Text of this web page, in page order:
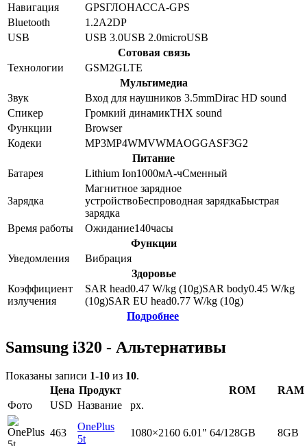
Навигация
GPSГЛОНАССA-GPS
Bluetooth
1.2A2DP
USB
USB 3.0USB 2.0microUSB
Сотовая связь
Технологии
GSM2GLTE
Мультимедиа
Звук
Вход для наушников 3.5mmDirac HD sound
Спикер
Громкий динамикTHX sound
Функции
Browser
Кодеки
MP3MP4WMVWMAOGGASF3G2
Питание
Батарея
Lithium Ion1000мА-чСменный
Зарядка
Магнитное зарядное
устройствоБеспроводная зарядкаБыстрая
зарядка
Время работы
Ожидание140часы
Функции
Уведомления
Вибрация
Здоровье
Коэффициент
излучения
SAR head0.47 W/kg (10g)SAR body0.45 W/kg
(10g)SAR EU head0.77 W/kg (10g)
Подробнее
Samsung i320 - Альтернативы
Показаны записи 1-10 из 10.
Цена Продукт ROM
RAM
Фото
USD Название px.
463
OnePlus
5t
1080×2160 6.01" 64/128GB 8GB